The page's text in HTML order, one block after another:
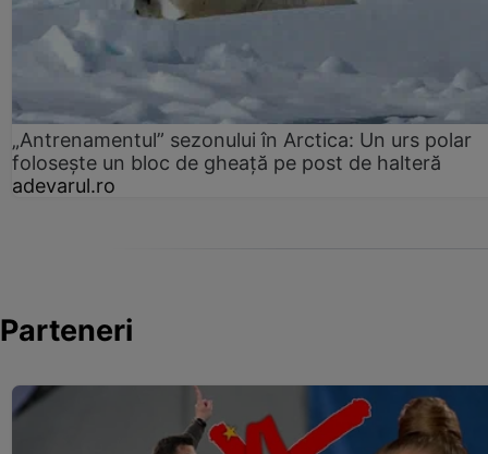
„Antrenamentul” sezonului în Arctica: Un urs polar
folosește un bloc de gheață pe post de halteră
adevarul.ro
Parteneri